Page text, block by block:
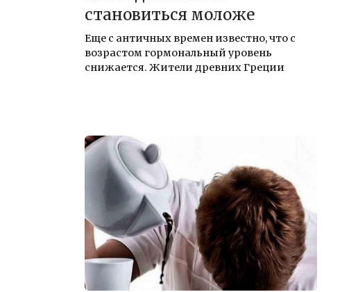
становиться моложе
Еще с античных времен известно, что с
возрастом гормональный уровень
снижается. Жители древних Греции